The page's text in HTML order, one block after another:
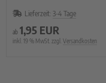
Lieferzeit: 3-4 Tage
ab 1,95 EUR
inkl. 19 % MwSt. zzgl. Versandkosten